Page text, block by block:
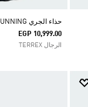
حذاء الجري TERREX AGRAVIC 4 TRAIL RUNNING
EGP 10,999.00
الرجال TERREX